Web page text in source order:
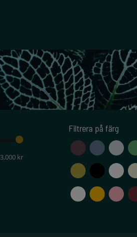
Min
Max
3,000 kr
Filtrera på färg
aubergine
blå grå
mässingsvart vit
glas gul rosa